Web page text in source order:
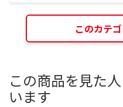
このカテ
この商品を見た
います